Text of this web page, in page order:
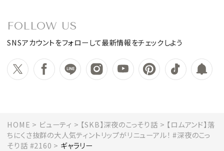
FOLLOW US
SNSアカウントをフォローして最新情報をチェックしよう
HOME ビューティ 【SKB】深夜のこっそり話
【ロムアンド】落
ちにくさ抜群の大人気ティントリップがリニューアル！ #深夜のこっ
そり話 #2160
ギャラリー